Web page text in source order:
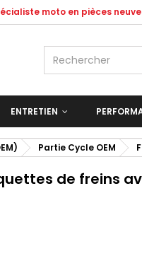
moto en pièces
ENTRETIEN
Partie Cycle OEM
de freins